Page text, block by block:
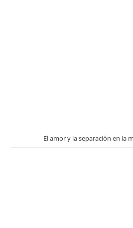
El amor y la separación en la